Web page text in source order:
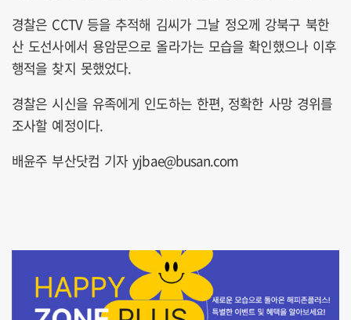
경찰은 CCTV 등을 추적해 김씨가 그날 정오께 강북구 북한
산 도선사에서 용암문으로 올라가는 모습을 확인했으나 이후
행적을 찾지 못했었다.
경찰은 시신을 유족에게 인도하는 한편, 정확한 사망 경위를
조사할 예정이다.
배윤주 부산닷컴 기자 yjbae@busan.com